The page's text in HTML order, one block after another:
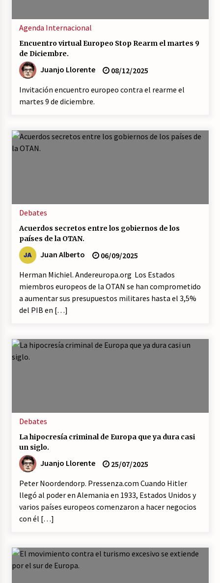
Agenda Internacional
Encuentro virtual Europeo Stop Rearm el martes 9
de Diciembre.
Juanjo Llorente
08/12/2025
Invitación encuentro europeo contra el rearme el
martes 9 de diciembre.
Debates
Acuerdos secretos entre los gobiernos de los
países de la OTAN.
Juan Alberto
06/09/2025
Herman Michiel. Andereuropa.org Los Estados
miembros europeos de la OTAN se han comprometido
a aumentar sus presupuestos militares hasta el 3,5%
del PIB en […]
Debates
La hipocresía criminal de Europa que ya dura casi
un siglo.
Juanjo Llorente
25/07/2025
Peter Noordendorp. Pressenza.com Cuando Hitler
llegó al poder en Alemania en 1933, Estados Unidos y
varios países europeos comenzaron a hacer negocios
con él […]